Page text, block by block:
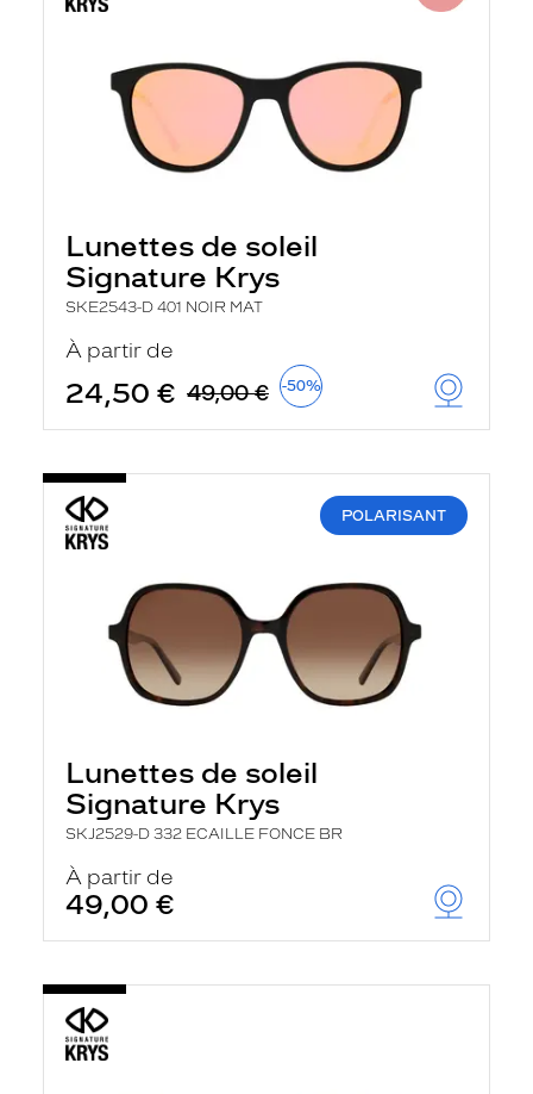
Lunettes de soleil
Signature Krys
SKE2543-D 401 NOIR MAT
À partir de
24,50 € 49,00 € -50%
POLARISANT
Lunettes de soleil
Signature Krys
SKJ2529-D 332 ECAILLE FONCE BR
À partir de
49,00 €